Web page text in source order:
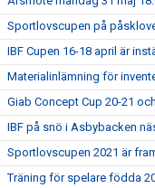
Sportlovscupen på
IBF Cupen 16-18 april är
Materialinlämning för
Giab Concept Cup 20-21
IBF på snö i Asbybacken
Sportlovscupen 2021 är
Träning för spelare födda